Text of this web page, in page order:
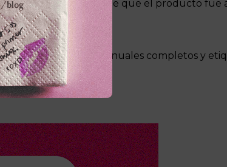
que acredite que el producto fue
accesorios, manuales completos y